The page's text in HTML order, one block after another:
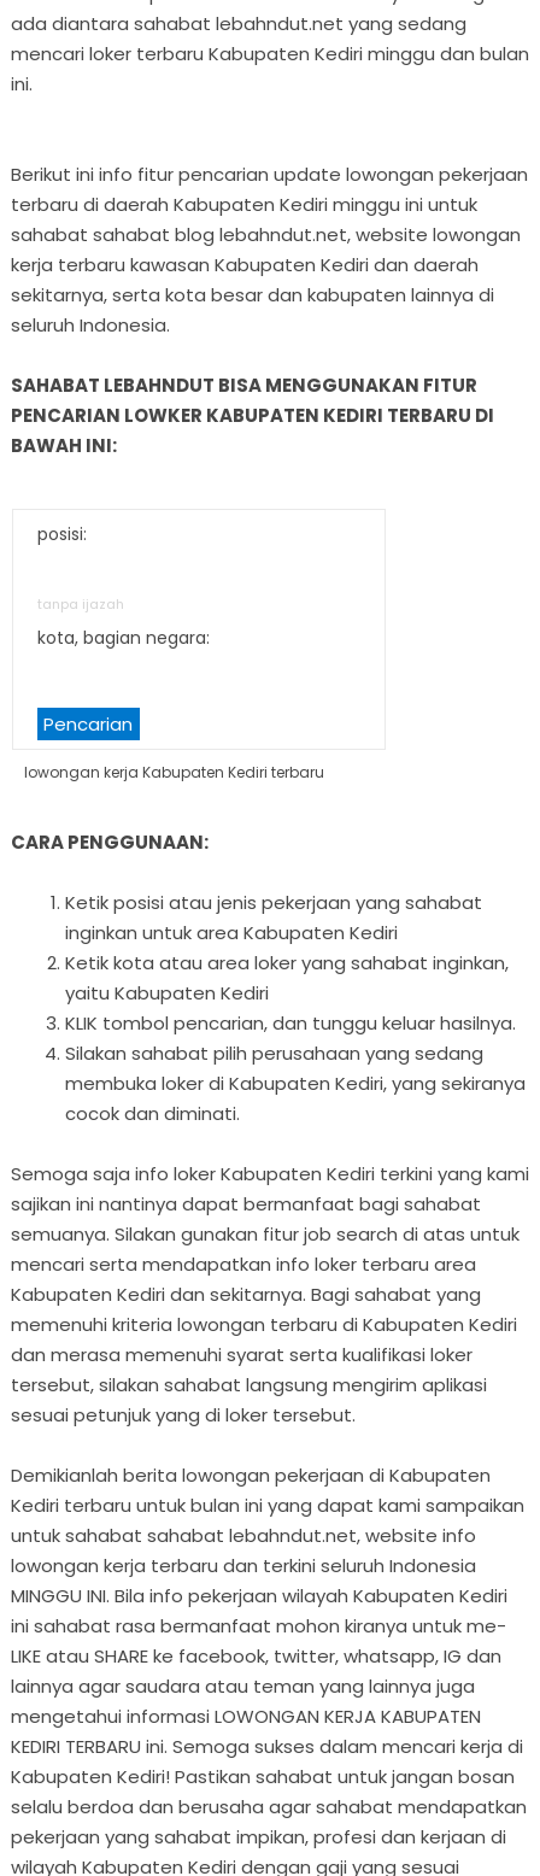
ada diantara sahabat lebahndut.net yang sedang
mencari loker terbaru Kabupaten Kediri minggu dan bulan
ini.
Berikut ini info fitur pencarian update lowongan pekerjaan
terbaru di daerah Kabupaten Kediri minggu ini untuk
sahabat sahabat blog lebahndut.net, website lowongan
kerja terbaru kawasan Kabupaten Kediri dan daerah
sekitarnya, serta kota besar dan kabupaten lainnya di
seluruh Indonesia.
SAHABAT LEBAHNDUT BISA MENGGUNAKAN FITUR
PENCARIAN LOWKER KABUPATEN KEDIRI TERBARU DI
BAWAH INI:
posisi:
tanpa ijazah
kota, bagian negara:
Pencarian
lowongan kerja Kabupaten Kediri terbaru
CARA PENGGUNAAN:
Ketik posisi atau jenis pekerjaan yang sahabat
inginkan untuk area Kabupaten Kediri
Ketik kota atau area loker yang sahabat inginkan,
yaitu Kabupaten Kediri
KLIK tombol pencarian, dan tunggu keluar hasilnya.
Silakan sahabat pilih perusahaan yang sedang
membuka loker di Kabupaten Kediri, yang sekiranya
cocok dan diminati.
Semoga saja info loker Kabupaten Kediri terkini yang kami
sajikan ini nantinya dapat bermanfaat bagi sahabat
semuanya. Silakan gunakan fitur job search di atas untuk
mencari serta mendapatkan info loker terbaru area
Kabupaten Kediri dan sekitarnya. Bagi sahabat yang
memenuhi kriteria lowongan terbaru di Kabupaten Kediri
dan merasa memenuhi syarat serta kualifikasi loker
tersebut, silakan sahabat langsung mengirim aplikasi
sesuai petunjuk yang di loker tersebut.
Demikianlah berita lowongan pekerjaan di Kabupaten
Kediri terbaru untuk bulan ini yang dapat kami sampaikan
untuk sahabat sahabat lebahndut.net, website info
lowongan kerja terbaru dan terkini seluruh Indonesia
MINGGU INI. Bila info pekerjaan wilayah Kabupaten Kediri
ini sahabat rasa bermanfaat mohon kiranya untuk me-
LIKE atau SHARE ke facebook, twitter, whatsapp, IG dan
lainnya agar saudara atau teman yang lainnya juga
mengetahui informasi LOWONGAN KERJA KABUPATEN
KEDIRI TERBARU ini. Semoga sukses dalam mencari kerja di
Kabupaten Kediri! Pastikan sahabat untuk jangan bosan
selalu berdoa dan berusaha agar sahabat mendapatkan
pekerjaan yang sahabat impikan, profesi dan kerjaan di
wilayah Kabupaten Kediri dengan gaji yang sesuai